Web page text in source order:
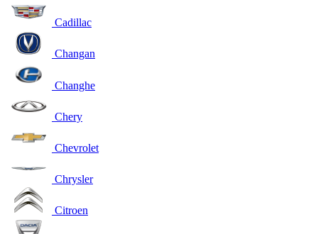
Cadillac
Changan
Changhe
Chery
Chevrolet
Chrysler
Citroen